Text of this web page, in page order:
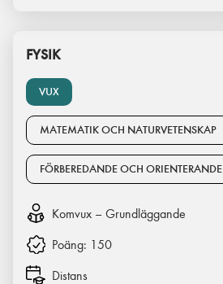
VUX
FYSIK
MATEMATIK OCH NATURVETENSKAP
FÖRBEREDANDE OCH ORIENTERANDE
Komvux – Grundläggande
Poäng: 150
Distans